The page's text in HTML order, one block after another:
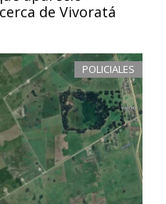
de Vivoratá
POLICIALES